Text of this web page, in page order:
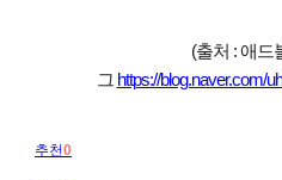
(출처 : 애드
그 https://blog.naver.com/
추천0